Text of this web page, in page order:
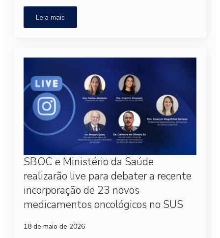
Leia mais
SBOC e Ministério da Saúde
realizarão live para debater a recente
incorporação de 23 novos
medicamentos oncológicos no SUS
18 de maio de 2026